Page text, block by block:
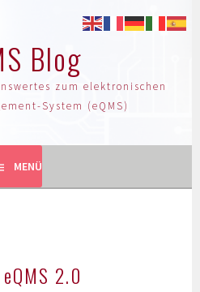
Blog
zum elektronischen
System (eQMS)
MENÜ
2.0